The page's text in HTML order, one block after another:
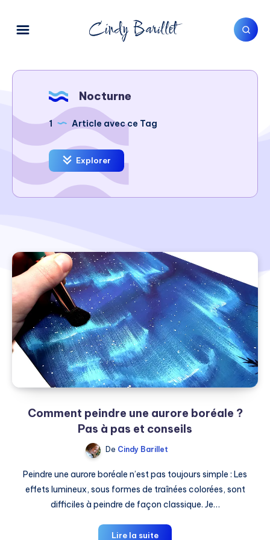
Nocturne
1 Article avec ce Tag
Explorer
Comment peindre une aurore boréale ?
Pas à pas et conseils
De Cindy Barillet
Peindre une aurore boréale n’est pas toujours simple : Les
effets lumineux, sous formes de traînées colorées, sont
difficiles à peindre de façon classique. Je…
Lire la suiteComment